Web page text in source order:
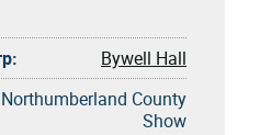
Bywell Hall
Northumberland County
Show